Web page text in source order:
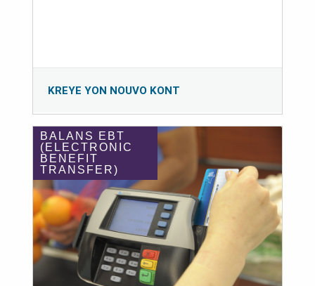
KREYE YON NOUVO KONT
BALANS EBT
(ELECTRONIC
BENEFIT
TRANSFER)